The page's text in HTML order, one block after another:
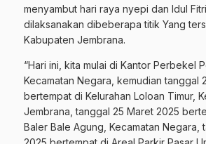
menyambut hari raya nyepi dan Idul
dilaksanakan dibeberapa titik Yang
Kabupaten Jembrana.
“Hari ini, kita mulai di Kantor Perbekel
Kecamatan Negara, kemudian tanggal
bertempat di Kelurahan Loloan Timur,
Jembrana, tanggal 25 Maret 2025
Baler Bale Agung, Kecamatan Negara,